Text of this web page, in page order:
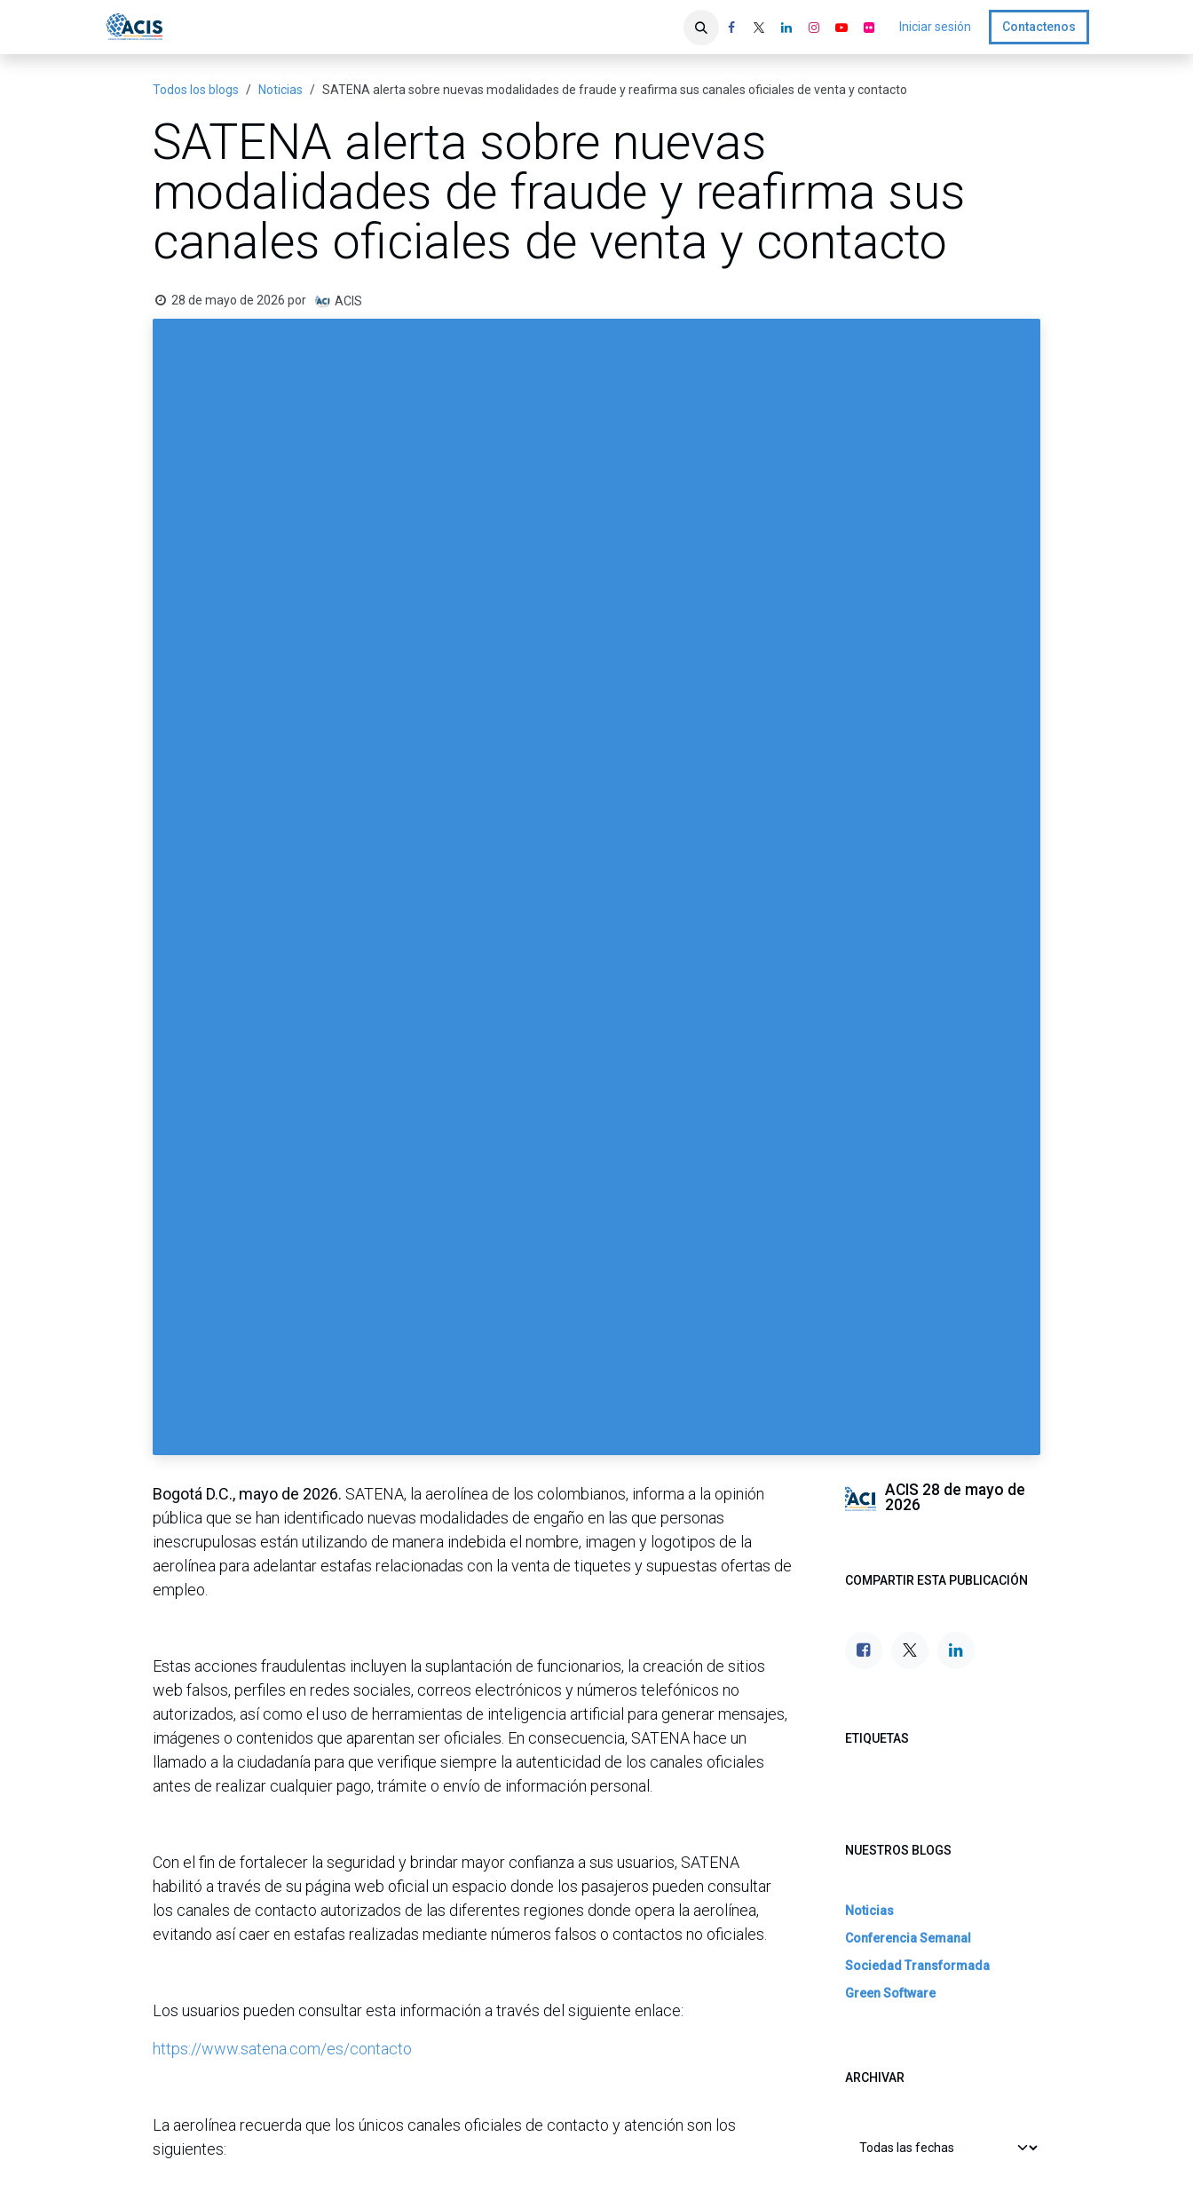
Iniciar sesión Contactenos
Todos los blogs Noticias SATENA alerta sobre nuevas modalidades de fraude y reafirma sus canales oficiales de venta y contacto
SATENA alerta sobre nuevas
modalidades de fraude y reafirma sus
canales oficiales de venta y contacto
28 de mayo de 2026 por ACIS
Bogotá D.C., mayo de 2026. SATENA, la aerolínea de los colombianos, informa a la opinión
pública que se han identificado nuevas modalidades de engaño en las que personas
inescrupulosas están utilizando de manera indebida el nombre, imagen y logotipos de la
aerolínea para adelantar estafas relacionadas con la venta de tiquetes y supuestas ofertas de
empleo.
Estas acciones fraudulentas incluyen la suplantación de funcionarios, la creación de sitios
web falsos, perfiles en redes sociales, correos electrónicos y números telefónicos no
autorizados, así como el uso de herramientas de inteligencia artificial para generar mensajes,
imágenes o contenidos que aparentan ser oficiales. En consecuencia, SATENA hace un
llamado a la ciudadanía para que verifique siempre la autenticidad de los canales oficiales
antes de realizar cualquier pago, trámite o envío de información personal.
Con el fin de fortalecer la seguridad y brindar mayor confianza a sus usuarios, SATENA
habilitó a través de su página web oficial un espacio donde los pasajeros pueden consultar
los canales de contacto autorizados de las diferentes regiones donde opera la aerolínea,
evitando así caer en estafas realizadas mediante números falsos o contactos no oficiales.
Los usuarios pueden consultar esta información a través del siguiente enlace:
https://www.satena.com/es/contacto
La aerolínea recuerda que los únicos canales oficiales de contacto y atención son los
siguientes:
ACIS 28 de mayo de
2026
COMPARTIR ESTA PUBLICACIÓN
ETIQUETAS
NUESTROS BLOGS
Noticias
Conferencia Semanal
Sociedad Transformada
Green Software
ARCHIVAR